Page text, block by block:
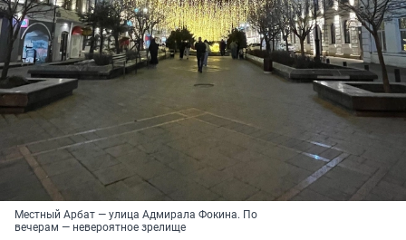
Местный Арбат — улица Адмирала Фокина. По
вечерам — невероятное зрелище